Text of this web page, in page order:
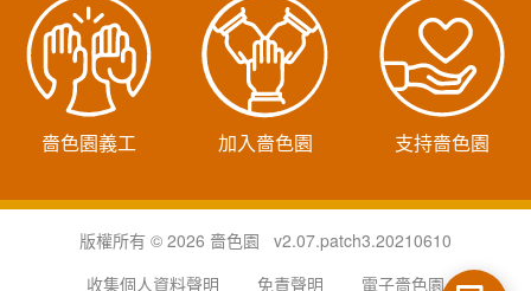
嗇色園義工 加入嗇色園 支持嗇色園
版權所有 © 2026 嗇色園 v2.07.patch3.20210610
收集個人資料聲明
免責聲明 電子嗇色園